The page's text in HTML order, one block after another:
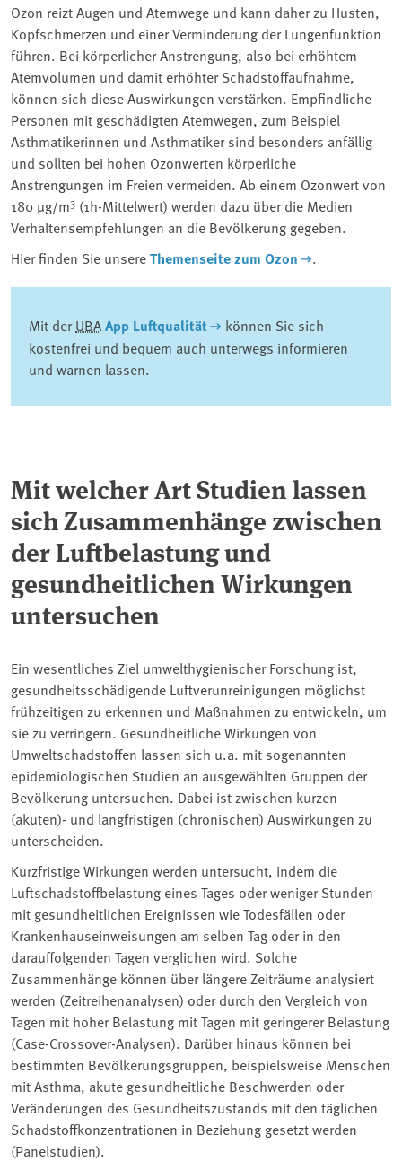
Ozon reizt Augen und Atemwege und kann daher zu Husten,
Kopfschmerzen und einer Verminderung der Lungenfunktion
führen. Bei körperlicher Anstrengung, also bei erhöhtem
Atemvolumen und damit erhöhter Schadstoffaufnahme,
können sich diese Auswirkungen verstärken. Empfindliche
Personen mit geschädigten Atemwegen, zum Beispiel
Asthmatikerinnen und Asthmatiker sind besonders anfällig
und sollten bei hohen Ozonwerten körperliche
Anstrengungen im Freien vermeiden. Ab einem Ozonwert von
180 µg/m3 (1h-Mittelwert) werden dazu über die Medien
Verhaltensempfehlungen an die Bevölkerung gegeben.
Hier finden Sie unsereThemenseite zum Ozon .
Mit derUBAApp Luftqualität
können Sie sich
kostenfrei und bequem auch unterwegs informieren
und warnen lassen.
Mit welcher Art Studien lassen
sich Zusammenhänge zwischen
der Luftbelastung und
gesundheitlichen Wirkungen
untersuchen
Ein wesentliches Ziel umwelthygienischer Forschung ist,
gesundheitsschädigende Luftverunreinigungen möglichst
frühzeitigen zu erkennen und Maßnahmen zu entwickeln, um
sie zu verringern. Gesundheitliche Wirkungen von
Umweltschadstoffen lassen sich u.a. mit sogenannten
epidemiologischen Studien an ausgewählten Gruppen der
Bevölkerung untersuchen. Dabei ist zwischen kurzen
(akuten)- und langfristigen (chronischen) Auswirkungen zu
unterscheiden.
Kurzfristige Wirkungen werden untersucht, indem die
Luftschadstoffbelastung eines Tages oder weniger Stunden
mit gesundheitlichen Ereignissen wie Todesfällen oder
Krankenhauseinweisungen am selben Tag oder in den
darauffolgenden Tagen verglichen wird. Solche
Zusammenhänge können über längere Zeiträume analysiert
werden (Zeitreihenanalysen) oder durch den Vergleich von
Tagen mit hoher Belastung mit Tagen mit geringerer Belastung
(Case-Crossover-Analysen). Darüber hinaus können bei
bestimmten Bevölkerungsgruppen, beispielsweise Menschen
mit Asthma, akute gesundheitliche Beschwerden oder
Veränderungen des Gesundheitszustands mit den täglichen
Schadstoffkonzentrationen in Beziehung gesetzt werden
(Panelstudien).